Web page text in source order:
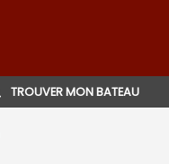
TROUVER MON BATEAU